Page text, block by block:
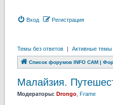
Вход Регистрация
Темы без ответов | Активные темы
Список форумов INFO CAM |
Малайзия.
Модераторы: Drongo Frame